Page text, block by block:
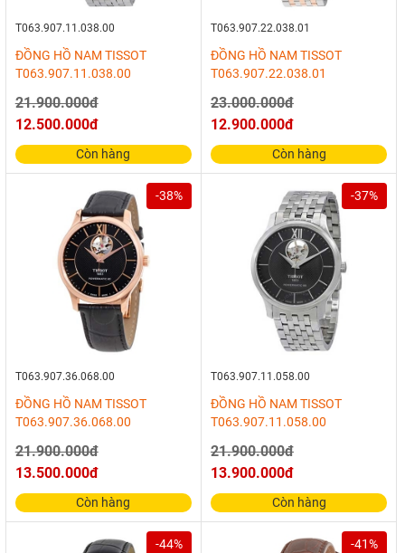
T063.907.11.038.00
ĐỒNG HỒ NAM TISSOT
T063.907.11.038.00
21.900.000đ
12.500.000đ
Còn hàng
T063.907.22.038.01
ĐỒNG HỒ NAM TISSOT
T063.907.22.038.01
23.000.000đ
12.900.000đ
Còn hàng
-38%
T063.907.36.068.00
ĐỒNG HỒ NAM TISSOT
T063.907.36.068.00
21.900.000đ
13.500.000đ
Còn hàng
-37%
T063.907.11.058.00
ĐỒNG HỒ NAM TISSOT
T063.907.11.058.00
21.900.000đ
13.900.000đ
Còn hàng
-44% -41%